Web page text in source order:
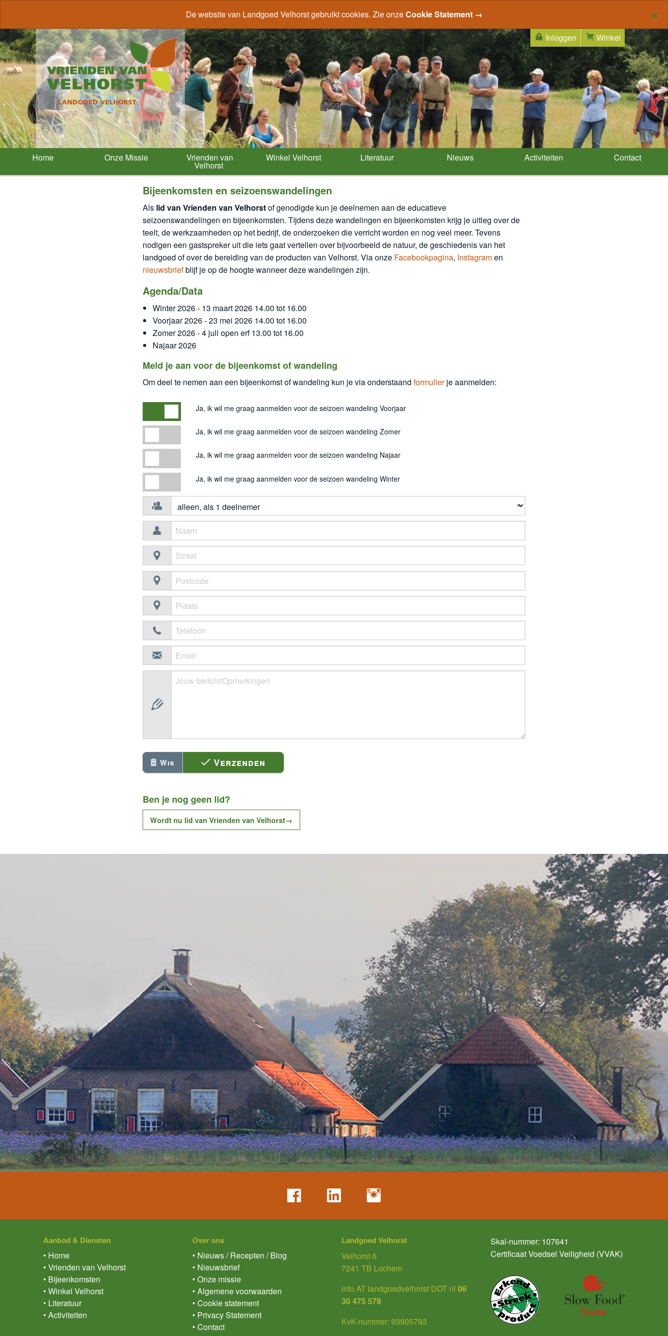
×
De website van Landgoed Velhorst gebruikt cookies. Zie onzeCookie Statement →
Winkel
Inloggen
Home Onze Missie Vrienden van
Velhorst
Winkel Velhorst Literatuur Nieuws Activiteiten Contact
Bijeenkomsten en seizoenswandelingen
Als lid van Vrienden van Velhorstof genodigde kun je deelnemen aan de educatieve
seizoenswandelingen en bijeenkomsten. Tijdens deze wandelingen en bijeenkomsten krijg je uitleg over de
teelt, de werkzaamheden op het bedrijf, de onderzoeken die verricht worden en nog veel meer. Tevens
nodigen een gastspreker uit die iets gaat vertellen over bijvoorbeeld de natuur, de geschiedenis van het
landgoed of over de bereiding van de producten van Velhorst. Via onze Facebookpagina, Instagramen
nieuwsbriefblijf je op de hoogte wanneer deze wandelingen zijn.
Agenda/Data
Winter 2026 - 13 maart 2026 14.00 tot 16.00
Voorjaar 2026 - 23 mei 2026 14.00 tot 16.00
Zomer 2026 - 4 juli open erf 13.00 tot 16.00
Najaar 2026
Meld je aan voor de bijeenkomst of wandeling
Om deel te nemen aan een bijeenkomst of wandeling kun je via onderstaand formulierje aanmelden:
Ja, ik wil me graag aanmelden voor de seizoen wandeling Voorjaar
Ja, ik wil me graag aanmelden voor de seizoen wandeling Voorjaar
Ja, ik wil me graag aanmelden voor de seizoen wandeling Zomer
Ja, ik wil me graag aanmelden voor de seizoen wandeling Zomer
Ja, ik wil me graag aanmelden voor de seizoen wandeling Najaar
Ja, ik wil me graag aanmelden voor de seizoen wandeling Najaar
Ja, ik wil me graag aanmelden voor de seizoen wandeling Winter
Ja, ik wil me graag aanmelden voor de seizoen wandeling Winter
Wis Verzenden
Ben je nog geen lid?
Wordt nu lid van Vrienden van Velhorst→
Aanbod & Diensten
• Home
• Vrienden van Velhorst
• Bijeenkomsten
• Winkel Velhorst
• Literatuur
• Activiteiten
Over ons
• Nieuws / Recepten / Blog
• Nieuwsbrief
• Onze missie
• Algemene voorwaarden
• Cookie statement
• Privacy Statement
• Contact
Landgoed Velhorst
Velhorst 6
7241 TB Lochem
info AT landgoedvelhorst DOT nl 06
30 475 578
KvK-nummer: 93905793
Skal-nummer: 107641
Certificaat Voedsel Veiligheid (VVAK)